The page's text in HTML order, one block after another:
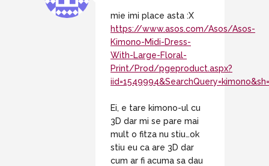
mie imi place asta :X
https://www.asos.com/Asos/Asos-
Kimono-Midi-Dress-
With-Large-Floral-
Print/Prod/pgeproduct.aspx?
Ei, e tare kimono-ul cu
3D dar mi se pare mai
mult o fitza nu stiu…ok
stiu eu ca are 3D dar
cum ar fi acuma sa dau